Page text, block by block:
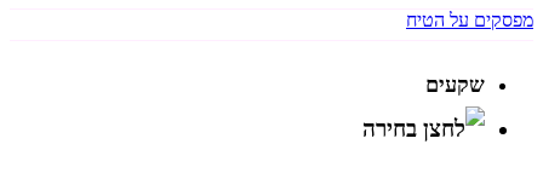
מפסקים על הטיח
שקעים